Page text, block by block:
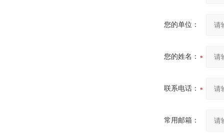
您的单位：
您的姓名：
联系电话：
常用邮箱：